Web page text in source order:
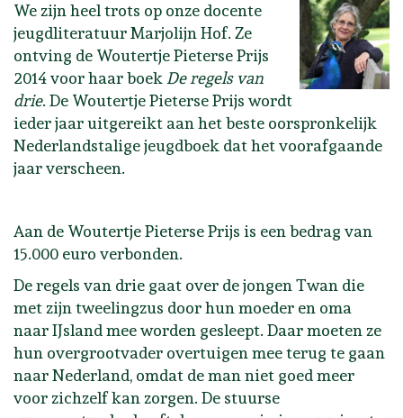
We zijn heel trots op onze docente
jeugdliteratuur Marjolijn Hof. Ze
ontving de Woutertje Pieterse Prijs
2014 voor haar boek De regels van
drie. De Woutertje Pieterse Prijs wordt
ieder jaar uitgereikt aan het beste oorspronkelijk
Nederlandstalige jeugdboek dat het voorafgaande
jaar verscheen.
Aan de Woutertje Pieterse Prijs is een bedrag van
15.000 euro verbonden.
De regels van drie gaat over de jongen Twan die
met zijn tweelingzus door hun moeder en oma
naar IJsland mee worden gesleept. Daar moeten ze
hun overgrootvader overtuigen mee terug te gaan
naar Nederland, omdat de man niet goed meer
voor zichzelf kan zorgen. De stuurse